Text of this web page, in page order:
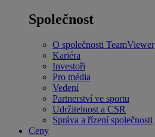
Společnost
O společnosti TeamViewer
Kariéra
Investoři
Pro média
Vedení
Partnerství ve sportu
Udržitelnost a CSR
Správa a řízení společnosti
Ceny